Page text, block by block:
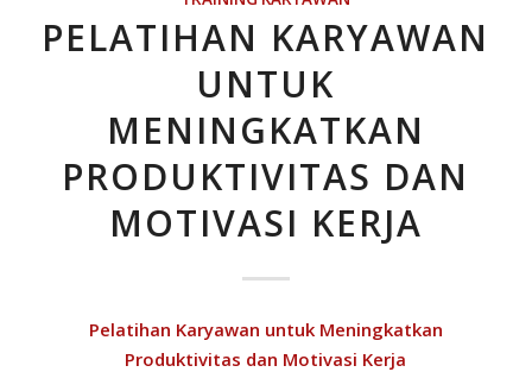
PELATIHAN KARYAWAN
UNTUK
MENINGKATKAN
PRODUKTIVITAS DAN
MOTIVASI KERJA
Pelatihan Karyawan untuk Meningkatkan
Produktivitas dan Motivasi Kerja